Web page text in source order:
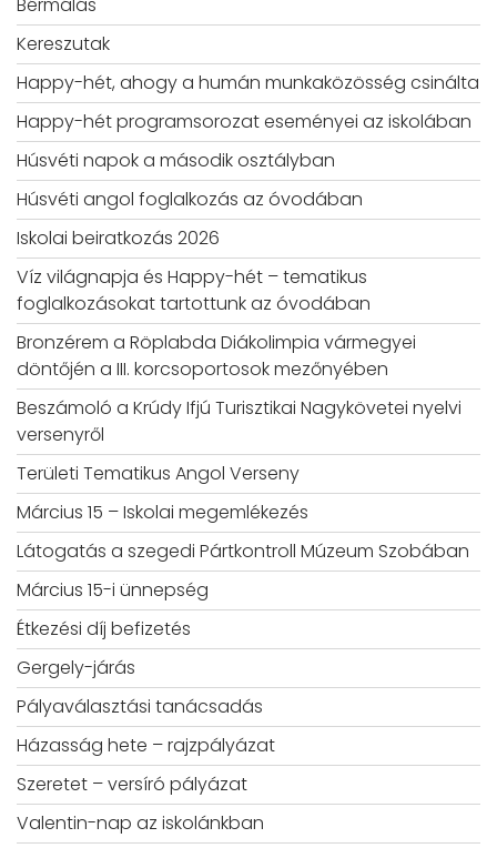
Kereszutak
Happy-hét, ahogy a humán munkaközösség csinálta
Happy-hét programsorozat eseményei az iskolában
Húsvéti napok a második osztályban
Húsvéti angol foglalkozás az óvodában
Iskolai beiratkozás 2026
Víz világnapja és Happy-hét – tematikus
foglalkozásokat tartottunk az óvodában
Bronzérem a Röplabda Diákolimpia vármegyei
döntőjén a III. korcsoportosok mezőnyében
Beszámoló a Krúdy Ifjú Turisztikai Nagykövetei nyelvi
versenyről
Területi Tematikus Angol Verseny
Március 15 – Iskolai megemlékezés
Látogatás a szegedi Pártkontroll Múzeum Szobában
Március 15-i ünnepség
Étkezési díj befizetés
Gergely-járás
Pályaválasztási tanácsadás
Házasság hete – rajzpályázat
Szeretet – versíró pályázat
Valentin-nap az iskolánkban